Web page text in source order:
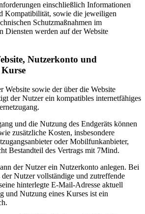
einschließlich Informationen
Kompatibilität, sowie die jeweiligen
Schutzmaßnahmen im
Diensten werden auf der Website
Nutzerkonto und
Website sowie der über die Website
der Nutzer ein kompatibles internetfähiges
und die Nutzung des Endgeräts können
zusätzliche Kosten, insbesondere
oder Mobilfunkanbieter,
Bestandteil des Vertrags mit 7Mind.
der Nutzer ein Nutzerkonto anlegen. Bei
Nutzer vollständige und zutreffende
hinterlegte E-Mail-Adresse aktuell
und Nutzung eines Kurses ist ein